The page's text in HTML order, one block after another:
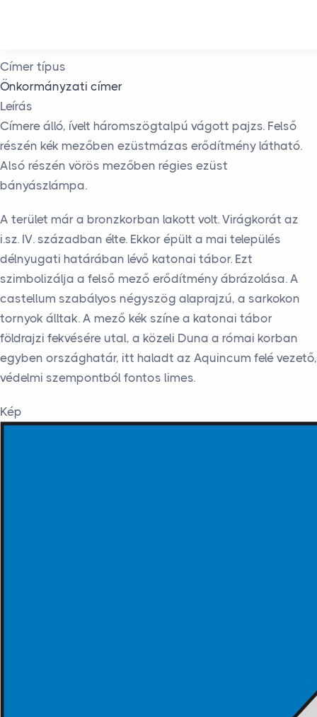
Címer típus
Önkormányzati címer
Leírás
Címere álló, ívelt háromszögtalpú vágott pajzs. Felső
részén kék mezőben ezüstmázas erődítmény látható.
Alsó részén vörös mezőben régies ezüst
bányászlámpa.
A terület már a bronzkorban lakott volt. Virágkorát az
i.sz. IV. században élte. Ekkor épült a mai település
délnyugati határában lévő katonai tábor. Ezt
szimbolizálja a felső mező erődítmény ábrázolása. A
castellum szabályos négyszög alaprajzú, a sarkokon
tornyok álltak. A mező kék színe a katonai tábor
földrajzi fekvésére utal, a közeli Duna a római korban
egyben országhatár, itt haladt az Aquincum felé vezető,
védelmi szempontból fontos limes.
Kép